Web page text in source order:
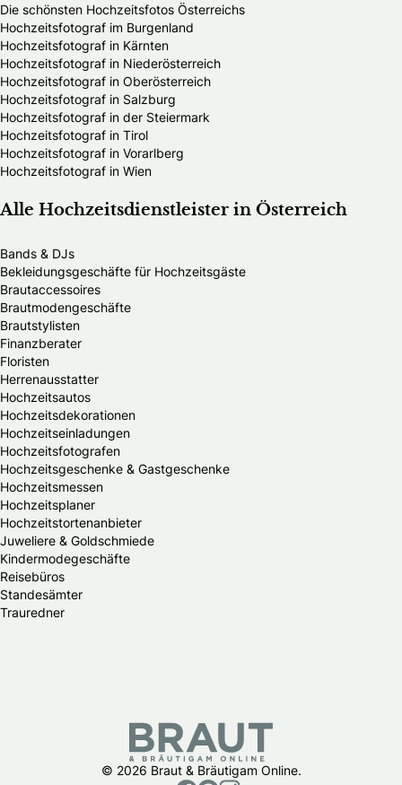
Die schönsten Hochzeitsfotos Österreichs
Hochzeitsfotograf im Burgenland
Hochzeitsfotograf in Kärnten
Hochzeitsfotograf in Niederösterreich
Hochzeitsfotograf in Oberösterreich
Hochzeitsfotograf in Salzburg
Hochzeitsfotograf in der Steiermark
Hochzeitsfotograf in Tirol
Hochzeitsfotograf in Vorarlberg
Hochzeitsfotograf in Wien
Alle Hochzeitsdienstleister in Österreich
Bands & DJs
Bekleidungsgeschäfte für Hochzeitsgäste
Brautaccessoires
Brautmodengeschäfte
Brautstylisten
Finanzberater
Floristen
Herrenausstatter
Hochzeitsautos
Hochzeitsdekorationen
Hochzeitseinladungen
Hochzeitsfotografen
Hochzeitsgeschenke & Gastgeschenke
Hochzeitsmessen
Hochzeitsplaner
Hochzeitstortenanbieter
Juweliere & Goldschmiede
Kindermodegeschäfte
Reisebüros
Standesämter
Trauredner
© 2026 Braut & Bräutigam Online.